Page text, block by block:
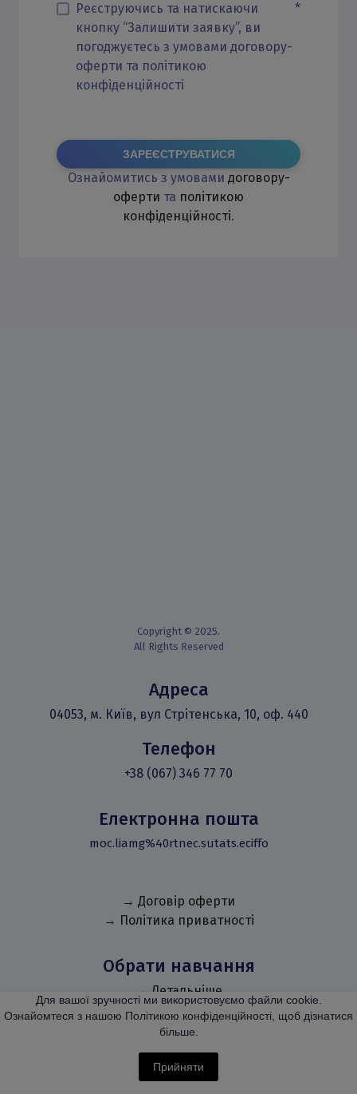
Реєструючись та натискаючи
кнопку “Залишити заявку”, ви
погоджуєтесь з умовами договору-
оферти та політикою
конфіденційності
*
ЗАРЕЄСТРУВАТИСЯ
Ознайомитись з умовами договору-
оферти та політикою
конфіденційності.
Copyright © 2025.
All Rights Reserved
Адреса
04053, м. Київ, вул Стрітенська, 10, оф. 440
Телефон
+38 (067) 346 77 70
Електронна пошта
moc.liamg%40rtnec.sutats.eciffo
→ Договір оферти
→ Політика приватності
Обрати навчання
→ Детальніше
Особистий кабінет
→ Детальніше
Для вашої зручності ми використовуємо файли cookie.
Ознайомтеся з нашою Політикою конфіденційності, щоб дізнатися
більше.
Прийняти